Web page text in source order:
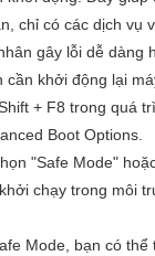
chỉ có các dịch vụ
gây lỗi dễ dàng
cần khởi động lại
+ F8 trong quá
Boot Options.
"Safe Mode"
chạy trong môi
Mode, bạn có thể